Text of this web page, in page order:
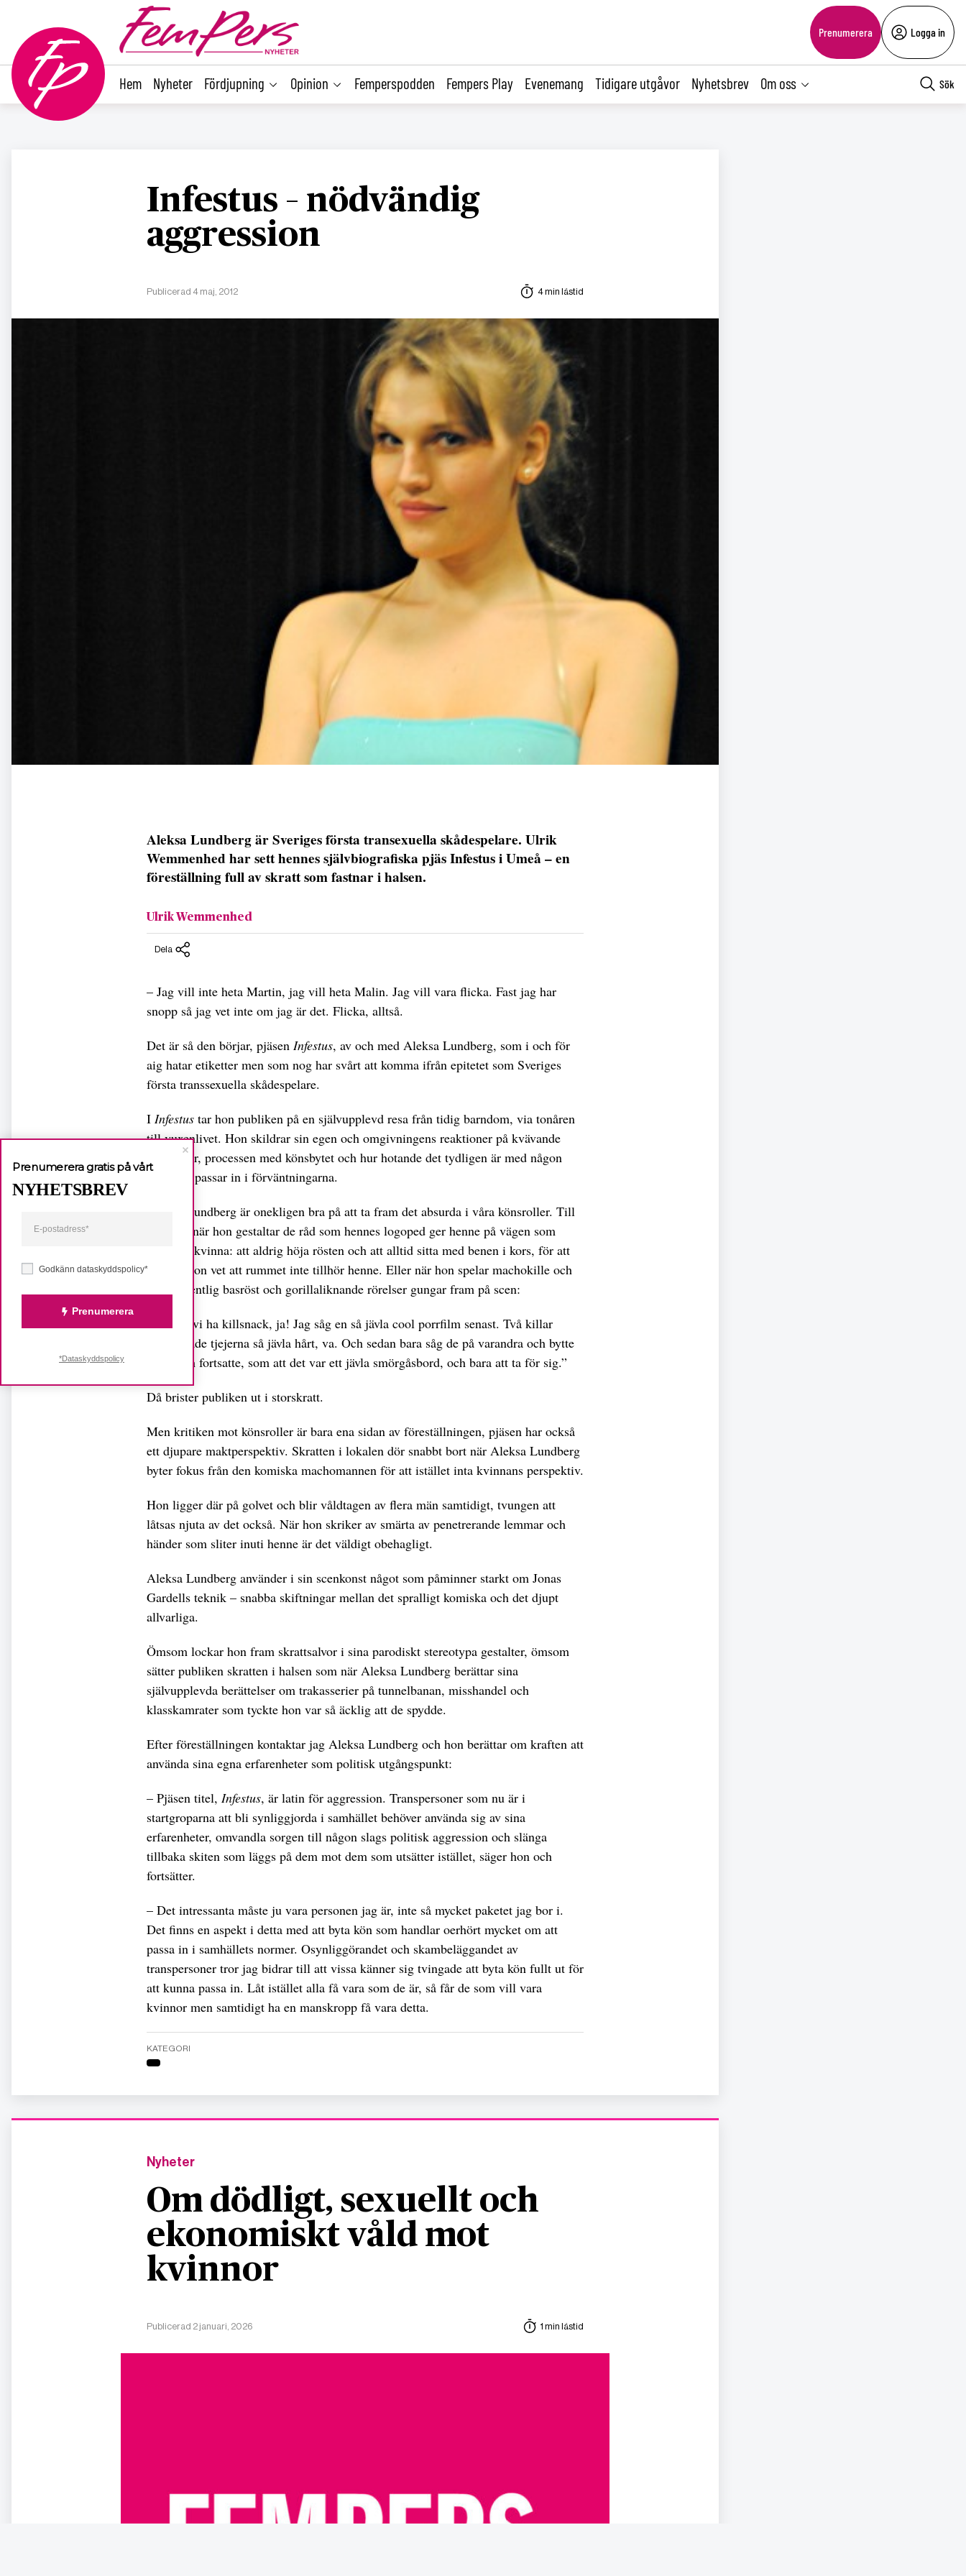
Prenumerera Logga in
Hem Nyheter Fördjupning Opinion Femperspodden Fempers Play Evenemang Tidigare utgåvor Nyhetsbrev Om oss Sök
Infestus – nödvändig
aggression
Publicerad 4 maj, 2012 4 min lästid
Aleksa Lundberg är Sveriges första transexuella skådespelare. Ulrik
Wemmenhed har sett hennes självbiografiska pjäs Infestus i Umeå – en
föreställning full av skratt som fastnar i halsen.
Ulrik Wemmenhed
Dela
– Jag vill inte heta Martin, jag vill heta Malin. Jag vill vara flicka. Fast jag har
snopp så jag vet inte om jag är det. Flicka, alltså.
Det är så den börjar, pjäsen Infestus, av och med Aleksa Lundberg, som i och för
aig hatar etiketter men som nog har svårt att komma ifrån epitetet som Sveriges
första transsexuella skådespelare.
I Infestus tar hon publiken på en självupplevd resa från tidig barndom, via tonåren
till vuxenlivet. Hon skildrar sin egen och omgivningens reaktioner på kvävande
könsroller, processen med könsbytet och hur hotande det tydligen är med någon
som inte passar in i förväntningarna.
Aleksa Lundberg är onekligen bra på att ta fram det absurda i våra könsroller. Till
exempel när hon gestaltar de råd som hennes logoped ger henne på vägen som
nybliven kvinna: att aldrig höja rösten och att alltid sitta med benen i kors, för att
visa att hon vet att rummet inte tillhör henne. Eller när hon spelar machokille och
med ordentlig basröst och gorillaliknande rörelser gungar fram på scen:
”Nu ska vi ha killsnack, ja! Jag såg en så jävla cool porrfilm senast. Två killar
penetrerade tjejerna så jävla hårt, va. Och sedan bara såg de på varandra och bytte
tjejer och fortsatte, som att det var ett jävla smörgåsbord, och bara att ta för sig.”
Då brister publiken ut i storskratt.
Men kritiken mot könsroller är bara ena sidan av föreställningen, pjäsen har också
ett djupare maktperspektiv. Skratten i lokalen dör snabbt bort när Aleksa Lundberg
byter fokus från den komiska machomannen för att istället inta kvinnans perspektiv.
Hon ligger där på golvet och blir våldtagen av flera män samtidigt, tvungen att
låtsas njuta av det också. När hon skriker av smärta av penetrerande lemmar och
händer som sliter inuti henne är det väldigt obehagligt.
Aleksa Lundberg använder i sin scenkonst något som påminner starkt om Jonas
Gardells teknik – snabba skiftningar mellan det spralligt komiska och det djupt
allvarliga.
Ömsom lockar hon fram skrattsalvor i sina parodiskt stereotypa gestalter, ömsom
sätter publiken skratten i halsen som när Aleksa Lundberg berättar sina
självupplevda berättelser om trakasserier på tunnelbanan, misshandel och
klasskamrater som tyckte hon var så äcklig att de spydde.
Efter föreställningen kontaktar jag Aleksa Lundberg och hon berättar om kraften att
använda sina egna erfarenheter som politisk utgångspunkt:
– Pjäsen titel, Infestus, är latin för aggression. Transpersoner som nu är i
startgroparna att bli synliggjorda i samhället behöver använda sig av sina
erfarenheter, omvandla sorgen till någon slags politisk aggression och slänga
tillbaka skiten som läggs på dem mot dem som utsätter istället, säger hon och
fortsätter.
– Det intressanta måste ju vara personen jag är, inte så mycket paketet jag bor i.
Det finns en aspekt i detta med att byta kön som handlar oerhört mycket om att
passa in i samhällets normer. Osynliggörandet och skambeläggandet av
transpersoner tror jag bidrar till att vissa känner sig tvingade att byta kön fullt ut för
att kunna passa in. Låt istället alla få vara som de är, så får de som vill vara
kvinnor men samtidigt ha en manskropp få vara detta.
KATEGORI
Nyheter
Om dödligt, sexuellt och
ekonomiskt våld mot
kvinnor
Publicerad 2 januari, 2026 1 min lästid
Godkänn dataskyddspolicy*
Prenumerera
Prenumerera gratis på vårt
NYHETSBREV
*Dataskyddspolicy